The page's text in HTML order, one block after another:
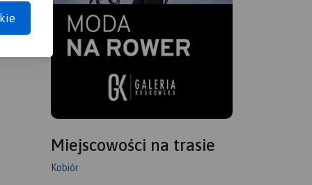
Miejscowości na trasie
Kobiór